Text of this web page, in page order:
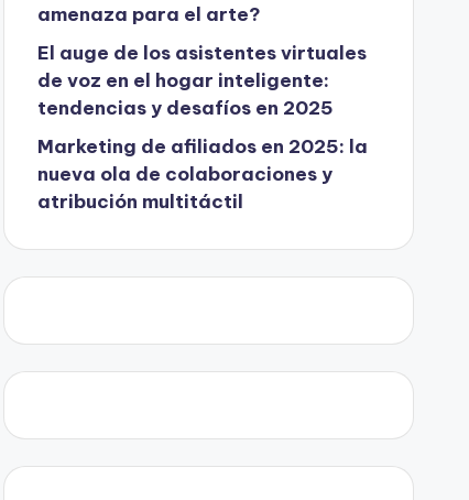
amenaza para el arte?
El auge de los asistentes virtuales
de voz en el hogar inteligente:
tendencias y desafíos en 2025
Marketing de afiliados en 2025: la
nueva ola de colaboraciones y
atribución multitáctil